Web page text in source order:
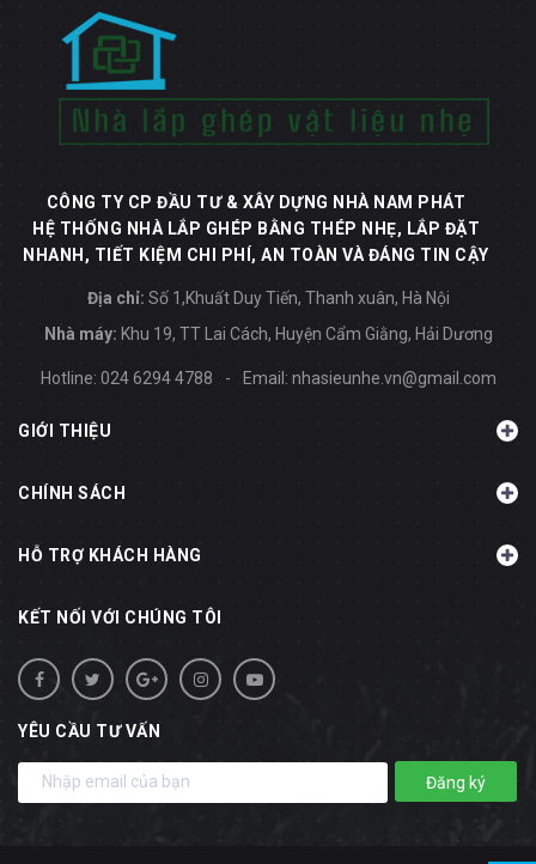
CÔNG TY CP ĐẦU TƯ & XÂY DỰNG NHÀ NAM PHÁT
HỆ THỐNG NHÀ LẮP GHÉP BẰNG THÉP NHẸ, LẮP ĐẶT
NHANH, TIẾT KIỆM CHI PHÍ, AN TOÀN VÀ ĐÁNG TIN CẬY
Địa chỉ: Số 1,Khuất Duy Tiến, Thanh xuân, Hà Nội
Nhà máy: Khu 19, TT Lai Cách, Huyện Cẩm Giằng, Hải Dương
Hotline: 024 6294 4788 - Email: nhasieunhe.vn@gmail.com
GIỚI THIỆU
CHÍNH SÁCH
HỖ TRỢ KHÁCH HÀNG
KẾT NỐI VỚI CHÚNG TÔI
YÊU CẦU TƯ VẤN
Đăng ký